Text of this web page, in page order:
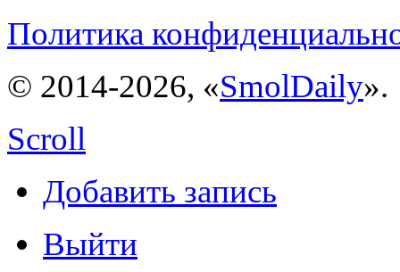
Политика
© 2014-2026, «SmolDaily».
Scroll
Добавить запись
Выйти